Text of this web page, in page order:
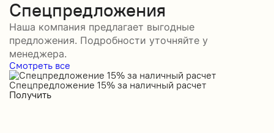
Спецпредложения
Наша компания предлагает выгодные
предложения. Подробности уточняйте у
менеджера.
Смотреть все
Спецпредложение 15% за наличный расчет
Получить